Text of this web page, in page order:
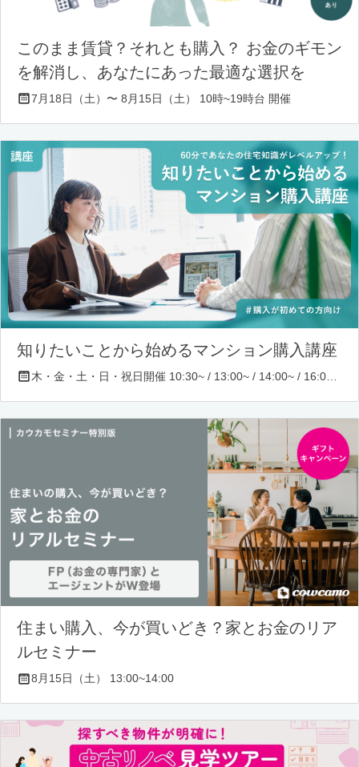
このまま賃貸？それとも購入？ お金のギモン
を解消し、あなたにあった最適な選択を
7月18日（土）〜 8月15日（土） 10時~19時台 開催
知りたいことから始めるマンション購入講座
住まい購入、今が買いどき？家とお金のリア
ルセミナー
8月15日（土） 13:00~14:00